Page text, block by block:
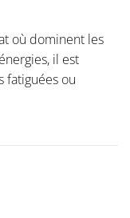
où dominent les
il est
fatiguées ou